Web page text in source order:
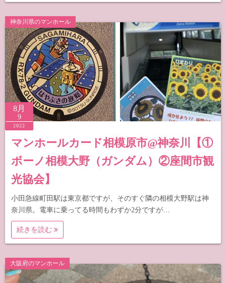
神奈川県のマンホール
8月
9
2022
マンホールカード相模原市@神奈川【①
ボーノ相模大野（ガンダム）②座間市観
光協会】
小田急線町田駅は東京都ですが、そのすぐ隣の相模大野駅は神
奈川県。電車に乗ってる時間もわずか2分ですが…
続きを読む
大阪府のマンホール